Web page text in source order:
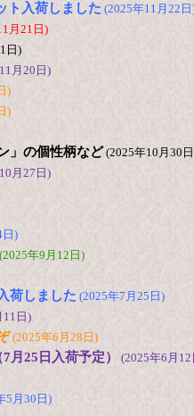
ト入荷しました (2025年11月22日
月21日)
日)
月20日)
)
)
」の個性柄など(2025年10月30
月27日)
日)
(2025年9月12日)
荷しました (2025年7月25日)
11日)
(2025年6月28日)
月25日入荷予定） (2025年6月12
5月30日)